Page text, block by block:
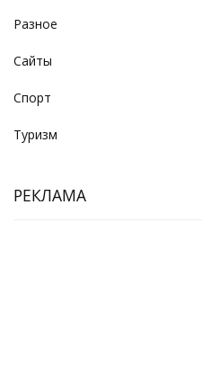
Разное
Сайты
Спорт
Туризм
РЕКЛАМА